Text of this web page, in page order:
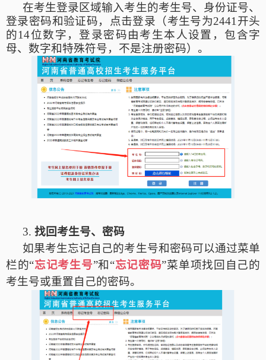
在考生登录区域输入考生的考生号、身份证号、
登录密码和验证码，点击登录（考生号为2441开头
的14位数字，登录密码由考生本人设置，包含字
母、数字和特殊符号，不是注册密码）。
3. 找回考生号、密码
如果考生忘记自己的考生号和密码可以通过菜单
栏的“忘记考生号”和“忘记密码”菜单项找回自己的
考生号或重置自己的密码。